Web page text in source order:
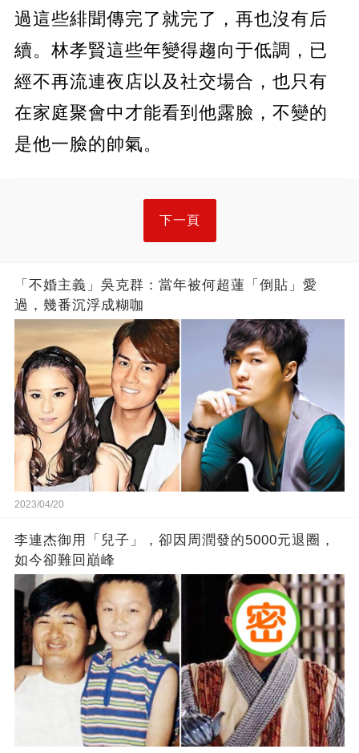
過這些緋聞傳完了就完了，再也沒有后
續。林孝賢這些年變得趨向于低調，已
經不再流連夜店以及社交場合，也只有
在家庭聚會中才能看到他露臉，不變的
是他一臉的帥氣。
下一頁
「不婚主義」吳克群：當年被何超蓮「倒貼」愛
過，幾番沉浮成糊咖
2023/04/20
李連杰御用「兒子」，卻因周潤發的5000元退圈，
如今卻難回巔峰